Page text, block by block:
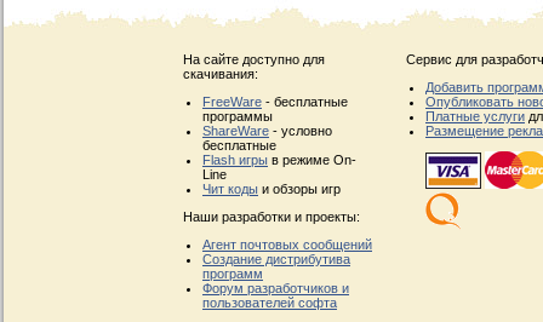
На сайте доступно для
скачивания:
FreeWare - бесплатные
программы
ShareWare - условно
бесплатные
Flash игры в режиме On-
Line
Чит коды и обзоры игр
Наши разработки и проекты:
Агент почтовых сообщений
Создание дистрибутива
программ
Форум разработчиков и
пользователей софта
Сервис для
Добавить
Опубликовать
Платные услуги
Размещение